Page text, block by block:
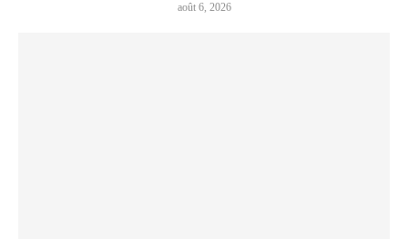
août 6, 2026